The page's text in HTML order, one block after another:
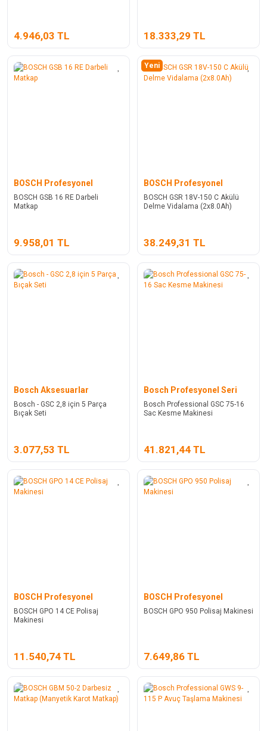
4.946,03 TL 18.333,29 TL
BOSCH Profesyonel
BOSCH GSB 16 RE Darbeli
Matkap
9.958,01 TL
Yeni
BOSCH Profesyonel
BOSCH GSR 18V-150 C Akülü
Delme Vidalama (2x8.0Ah)
38.249,31 TL
Bosch Aksesuarlar
Bosch - GSC 2,8 için 5 Parça
Bıçak Seti
3.077,53 TL
Bosch Profesyonel Seri
Bosch Professional GSC 75-16
Sac Kesme Makinesi
41.821,44 TL
BOSCH Profesyonel
BOSCH GPO 14 CE Polisaj
Makinesi
11.540,74 TL
BOSCH Profesyonel
BOSCH GPO 950 Polisaj Makinesi
7.649,86 TL